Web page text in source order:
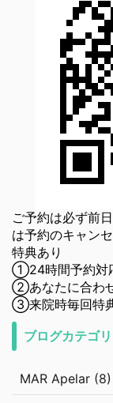
ご予約は必ず前
は予約のキャン
特典あり
①24時間予約対
②あなたに合わ
③来院時毎回特
ブログカテゴ
MAR Apelar (8)